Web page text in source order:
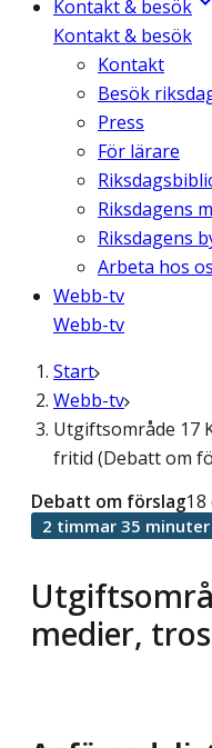
Kontakt & besök
Kontakt & besök
Kontakt
Besök
Press
För lärare
Riksdagens
Riksdagens
Arbeta hos
Webb-tv
Webb-tv
Start
Webb-tv
Utgiftsområde 17
fritid (Debatt om
medier,
Debatt om förslag18
2 timmar 35